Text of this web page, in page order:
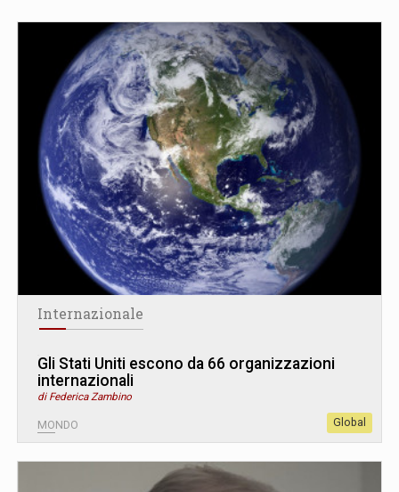
Internazionale
Gli Stati Uniti escono da 66 organizzazioni
internazionali
di Federica Zambino
MONDO Global